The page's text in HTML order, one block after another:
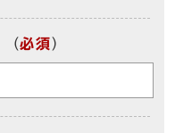
（必須）